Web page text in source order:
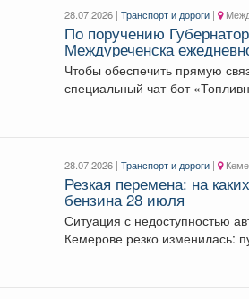
28.07.2026 |Транспорт и дороги |
По поручению
Междуреченска
ситуацию с топливом.
Чтобы обеспечить прямую
специальный чат-бот
28.07.2026 |Транспорт и дороги |
Резкая перемена: на
бензина 28 июля
Ситуация с недоступностью
Кемерове резко изменилась: